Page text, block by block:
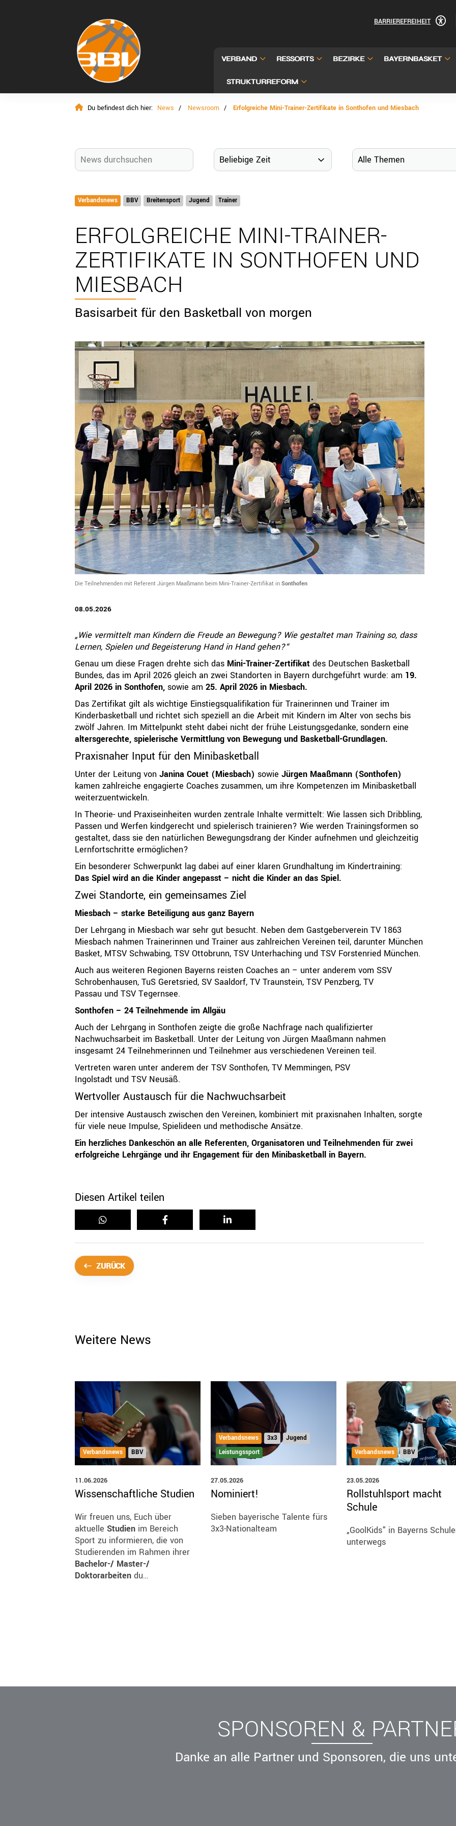
BARRIEREFREIHEIT
VERBAND RESSORTS BEZIRKE BAYERNBASKET
STRUKTURREFORM
Du befindest dich hier: News Newsroom Erfolgreiche Mini-Trainer-Zertifikate in Sonthofen und Miesbach
Verbandsnews BBV Breitensport Jugend Trainer
ERFOLGREICHE MINI-TRAINER-
ZERTIFIKATE IN SONTHOFEN UND
MIESBACH
Basisarbeit für den Basketball von morgen
Die Teilnehmenden mit Referent Jürgen Maaßmann beim Mini-Trainer-Zertifikat in Sonthofen
08.05.2026
„Wie vermittelt man Kindern die Freude an Bewegung? Wie gestaltet man Training so, dass
Lernen, Spielen und Begeisterung Hand in Hand gehen?“
Genau um diese Fragen drehte sich das Mini-Trainer-Zertifikat des Deutschen Basketball
Bundes, das im April 2026 gleich an zwei Standorten in Bayern durchgeführt wurde: am 19.
April 2026 in Sonthofen, sowie am 25. April 2026 in Miesbach.
Das Zertifikat gilt als wichtige Einstiegsqualifikation für Trainerinnen und Trainer im
Kinderbasketball und richtet sich speziell an die Arbeit mit Kindern im Alter von sechs bis
zwölf Jahren. Im Mittelpunkt steht dabei nicht der frühe Leistungsgedanke, sondern eine
altersgerechte, spielerische Vermittlung von Bewegung und Basketball-Grundlagen.
Praxisnaher Input für den Minibasketball
Unter der Leitung von Janina Couet (Miesbach) sowie Jürgen Maaßmann (Sonthofen)
kamen zahlreiche engagierte Coaches zusammen, um ihre Kompetenzen im Minibasketball
weiterzuentwickeln.
In Theorie- und Praxiseinheiten wurden zentrale Inhalte vermittelt: Wie lassen sich Dribbling,
Passen und Werfen kindgerecht und spielerisch trainieren? Wie werden Trainingsformen so
gestaltet, dass sie den natürlichen Bewegungsdrang der Kinder aufnehmen und gleichzeitig
Lernfortschritte ermöglichen?
Ein besonderer Schwerpunkt lag dabei auf einer klaren Grundhaltung im Kindertraining:
Das Spiel wird an die Kinder angepasst – nicht die Kinder an das Spiel.
Zwei Standorte, ein gemeinsames Ziel
Miesbach – starke Beteiligung aus ganz Bayern
Der Lehrgang in Miesbach war sehr gut besucht. Neben dem Gastgeberverein TV 1863
Miesbach nahmen Trainerinnen und Trainer aus zahlreichen Vereinen teil, darunter München
Basket, MTSV Schwabing, TSV Ottobrunn, TSV Unterhaching und TSV Forstenried München.
Auch aus weiteren Regionen Bayerns reisten Coaches an – unter anderem vom SSV
Schrobenhausen, TuS Geretsried, SV Saaldorf, TV Traunstein, TSV Penzberg, TV
Passau und TSV Tegernsee.
Sonthofen – 24 Teilnehmende im Allgäu
Auch der Lehrgang in Sonthofen zeigte die große Nachfrage nach qualifizierter
Nachwuchsarbeit im Basketball. Unter der Leitung von Jürgen Maaßmann nahmen
insgesamt 24 Teilnehmerinnen und Teilnehmer aus verschiedenen Vereinen teil.
Vertreten waren unter anderem der TSV Sonthofen, TV Memmingen, PSV
Ingolstadt und TSV Neusäß.
Wertvoller Austausch für die Nachwuchsarbeit
Der intensive Austausch zwischen den Vereinen, kombiniert mit praxisnahen Inhalten, sorgte
für viele neue Impulse, Spielideen und methodische Ansätze.
Ein herzliches Dankeschön an alle Referenten, Organisatoren und Teilnehmenden für zwei
erfolgreiche Lehrgänge und ihr Engagement für den Minibasketball in Bayern.
Diesen Artikel teilen
ZURÜCK
Weitere News
Verbandsnews BBV
11.06.2026
Wissenschaftliche Studien
Wir freuen uns, Euch über
aktuelle Studien im Bereich
Sport zu informieren, die von
Studierenden im Rahmen ihrer
Bachelor-/ Master-/
Doktorarbeiten du…
Verbandsnews 3x3
Jugend
Leistungssport
27.05.2026
Nominiert!
Sieben bayerische Talente fürs
3x3-Nationalteam
Verbandsnews BBV
23.05.2026
Rollstuhlsport macht
Schule
„GoolKids" in Bayerns
unterwegs
SPONSOREN &
Danke an alle Partner und Sponsoren, die uns
QUICKLINKS
Geschäftsstelle
Bayerischer Basketball Verband e. V.
Georg-Brauchle-Ring 93
80992 München
+49 89 15702-300
geschaeftsstelle@bbv-online.de
Ressorts
Sport
Jugend
Trainer
Schiedsrichter
Breitensport
Leistungssport
Rechtskammer